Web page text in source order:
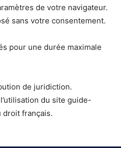
de votre navigateur.
sans votre consentement.
pour une durée maximale
de juridiction.
du site guide-
droit français.